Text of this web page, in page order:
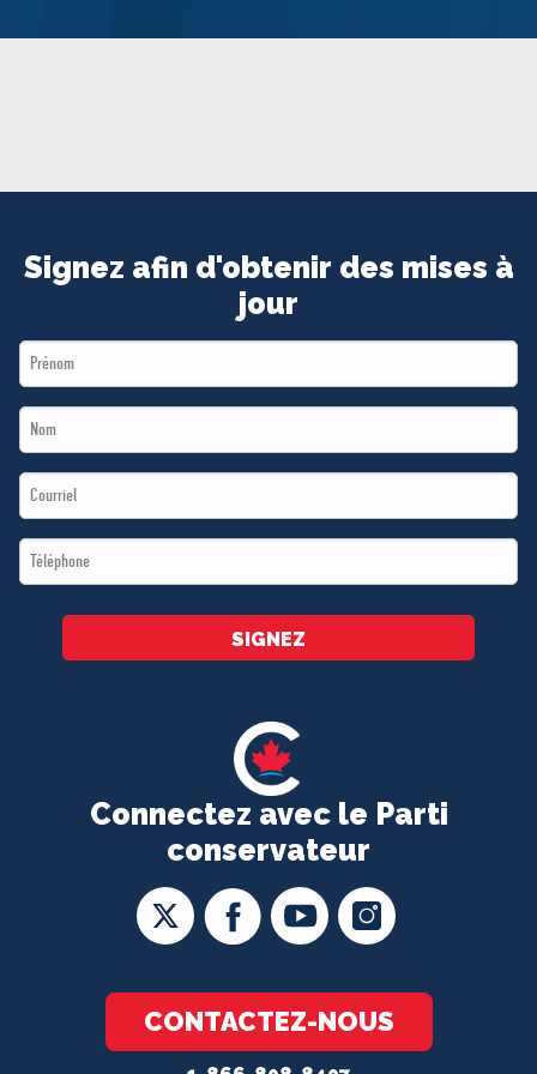
Connectez avec le Parti
conservateur
CONTACTEZ-NOUS
Signez afin d'obtenir des mises à
jour
First
Name
Last
Name
Email
*
Téléphone
*
SIGNEZ